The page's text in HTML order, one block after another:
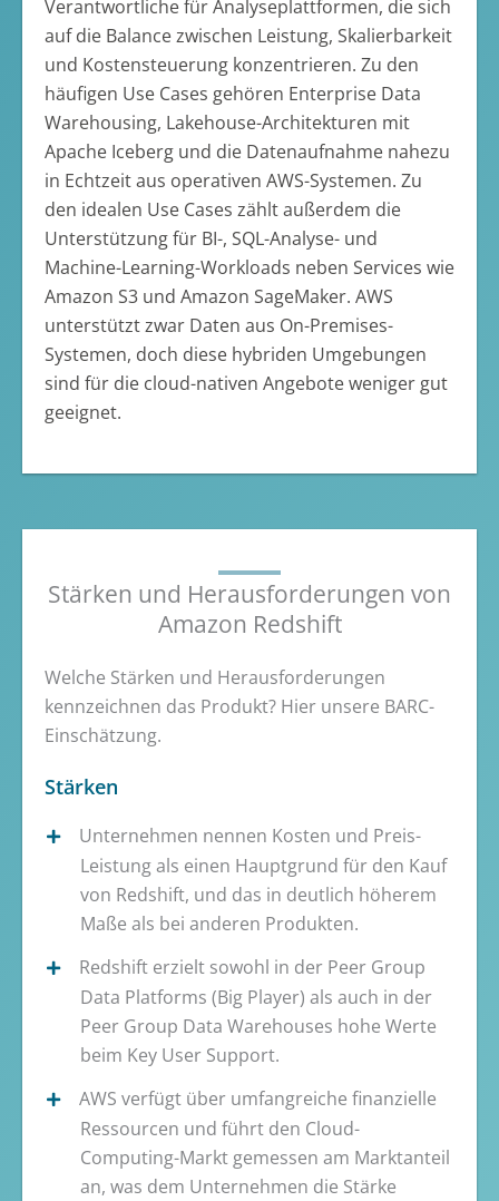
Verantwortliche für Analyseplattformen, die sich
auf die Balance zwischen Leistung, Skalierbarkeit
und Kostensteuerung konzentrieren. Zu den
häufigen Use Cases gehören Enterprise Data
Warehousing, Lakehouse-Architekturen mit
Apache Iceberg und die Datenaufnahme nahezu
in Echtzeit aus operativen AWS-Systemen. Zu
den idealen Use Cases zählt außerdem die
Unterstützung für BI-, SQL-Analyse- und
Machine-Learning-Workloads neben Services wie
Amazon S3 und Amazon SageMaker. AWS
unterstützt zwar Daten aus On-Premises-
Systemen, doch diese hybriden Umgebungen
sind für die cloud-nativen Angebote weniger gut
geeignet.
Stärken und Herausforderungen von
Amazon Redshift
Welche Stärken und Herausforderungen
kennzeichnen das Produkt? Hier unsere BARC-
Einschätzung.
Stärken
Unternehmen nennen Kosten und Preis-
Leistung als einen Hauptgrund für den Kauf
von Redshift, und das in deutlich höherem
Maße als bei anderen Produkten.
Redshift erzielt sowohl in der Peer Group
Data Platforms (Big Player) als auch in der
Peer Group Data Warehouses hohe Werte
beim Key User Support.
AWS verfügt über umfangreiche finanzielle
Ressourcen und führt den Cloud-
Computing-Markt gemessen am Marktanteil
an, was dem Unternehmen die Stärke